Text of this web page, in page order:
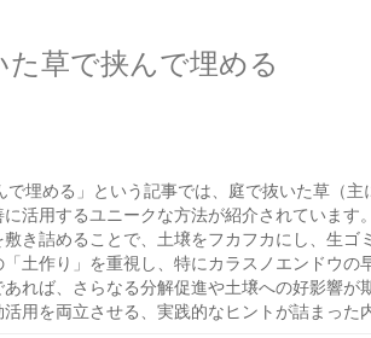
草で挟んで埋める
で埋める」という記事では、庭で抜いた草（主
活用するユニークな方法が紹介されています
き詰めることで、土壌をフカフカにし、生ゴ
土作り」を重視し、特にカラスノエンドウの
れば、さらなる分解促進や土壌への好影響が
用を両立させる、実践的なヒントが詰まった